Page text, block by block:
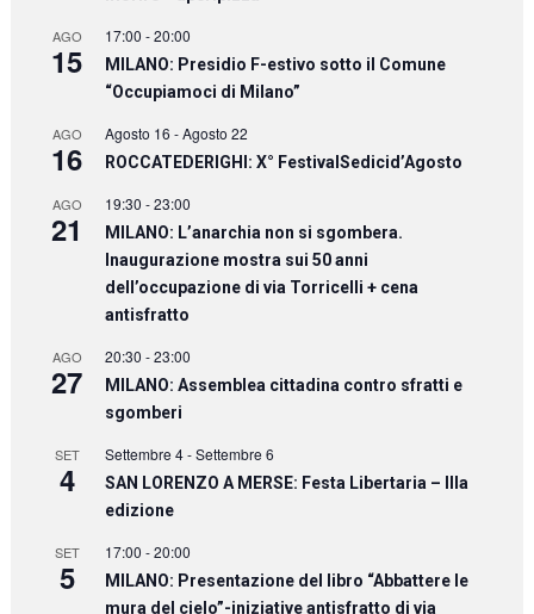
AGO
15
17:00 -20:00
MILANO: Presidio F-estivo sotto il Comune
“Occupiamoci di Milano”
AGO
16
Agosto 16 -Agosto 22
ROCCATEDERIGHI: X° FestivalSedicid’Agosto
AGO
21
19:30 -23:00
MILANO: L’anarchia non si sgombera.
Inaugurazione mostra sui 50 anni
dell’occupazione di via Torricelli + cena
antisfratto
AGO
27
20:30 -23:00
MILANO: Assemblea cittadina contro sfratti e
sgomberi
SET
4
Settembre 4-Settembre 6
SAN LORENZO A MERSE: Festa Libertaria – IIIa
edizione
SET
5
17:00 -20:00
MILANO: Presentazione del libro “Abbattere le
mura del cielo”-iniziative antisfratto di via